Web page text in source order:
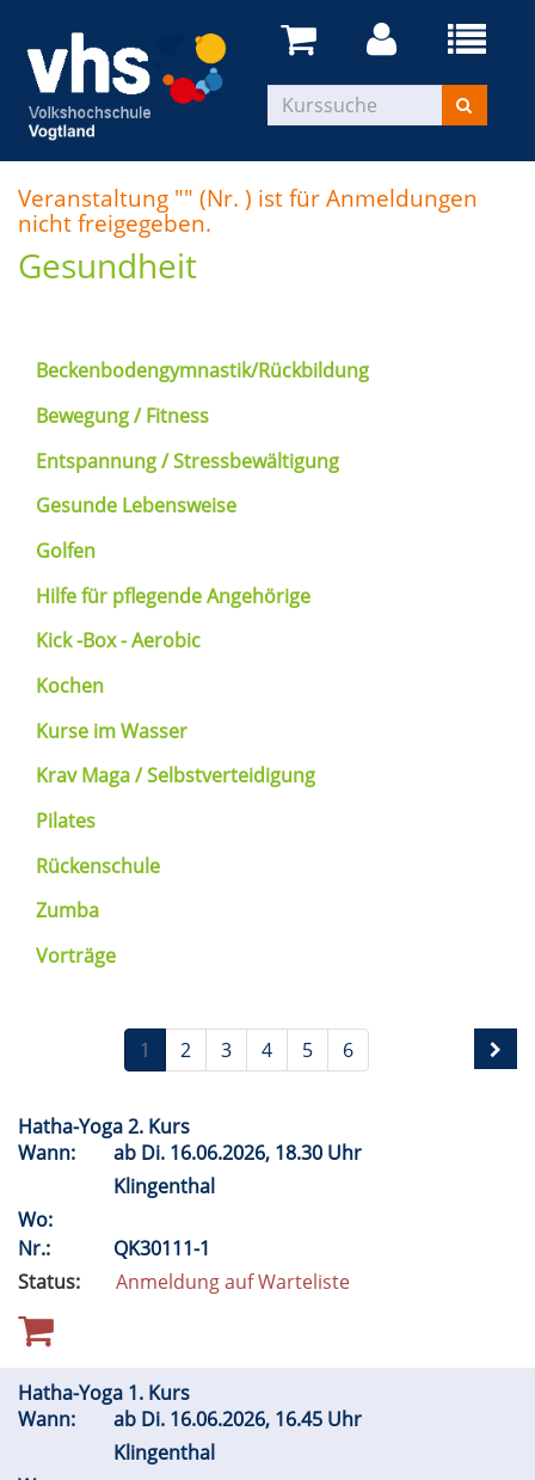
Veranstaltung "" (Nr. ) ist für Anmeldungen
nicht freigegeben.
Gesundheit
Beckenbodengymnastik/Rückbildung
Bewegung / Fitness
Entspannung / Stressbewältigung
Gesunde Lebensweise
Golfen
Hilfe für pflegende Angehörige
Kick -Box - Aerobic
Kochen
Kurse im Wasser
Krav Maga / Selbstverteidigung
Pilates
Rückenschule
Zumba
Vorträge
1 2 3 4 5 6
Hatha-Yoga 2. Kurs
Wann:
ab Di. 16.06.2026, 18.30 Uhr
Klingenthal
Wo:
Nr.:
QK30111-1
Status:
Anmeldung auf Warteliste
Hatha-Yoga 1. Kurs
Wann:
ab Di. 16.06.2026, 16.45 Uhr
Klingenthal